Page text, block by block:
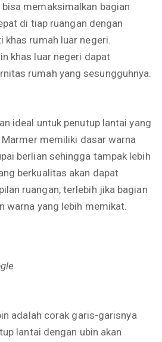
memaksimalkan bagian
di tiap ruangan dengan
khas rumah luar negeri.
khas luar negeri dapat
rumah yang sesungguhnya.
ideal untuk penutup lantai yang
memiliki dasar warna
berlian sehingga tampak lebih
berkualitas akan dapat
ruangan, terlebih jika bagian
warna yang lebih memikat.
adalah corak garis-garisnya
lantai dengan ubin akan